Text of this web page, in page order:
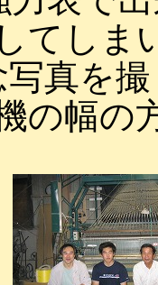
てしま
真を
の幅の